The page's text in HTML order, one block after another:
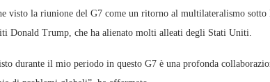
visto la riunione del G7 come un ritorno al multilateralismo sotto
Donald Trump, che ha alienato molti alleati degli Stati Uniti.
durante il mio periodo in questo G7 è una profonda